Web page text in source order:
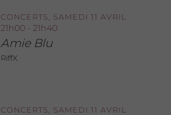
CONCERTS, SAMEDI 11 AVRIL
21h00 - 21h40
Amie Blu
RiffX
CONCERTS, SAMEDI 11 AVRIL